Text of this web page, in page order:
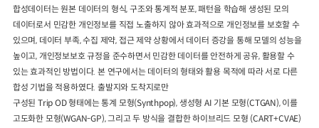
합성데이터는 원본 데이터의 형식, 구조와 통계적 분포, 패턴을 학습해 생성된 모의
데이터로서 민감한 개인정보를 직접 노출하지 않아 효과적으로 개인정보를 보호할 수
있으며, 데이터 부족, 수집 제약, 접근 제약 상황에서 데이터 증강을 통해 모델의 성능을
높이고, 개인정보보호 규정을 준수하면서 민감한 데이터를 안전하게 공유, 활용할 수
있는 효과적인 방법이다. 본 연구에서는 데이터의 형태와 활용 목적에 따라 서로 다른
합성 기법을 적용하였다. 출발지와 도착지로만
구성된 Trip OD 형태에는 통계 모형(Synthpop), 생성형 AI 기본 모형(CTGAN), 이를
고도화한 모형(WGAN-GP), 그리고 두 방식을 결합한 하이브리드 모형 (CART+CVAE)